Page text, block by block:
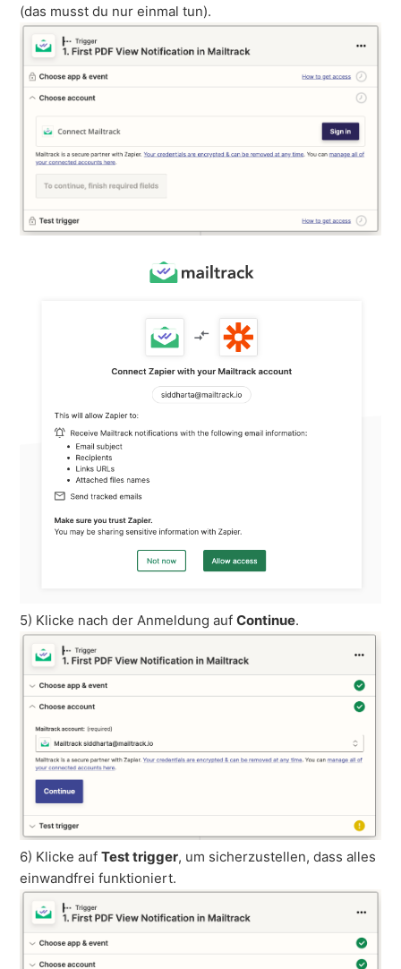
(das musst du nur einmal tun).
5) Klicke nach der Anmeldung aufContinue.
6) Klicke aufTest trigger, um sicherzustellen, dass alles
einwandfrei funktioniert.